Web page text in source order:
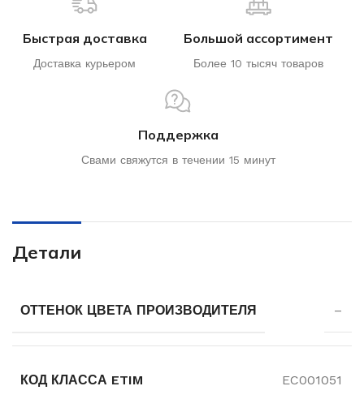
Быстрая доставка
Доставка курьером
Большой ассортимент
Более 10 тысяч товаров
Поддержка
Свами свяжутся в течении 15 минут
Детали
ОТТЕНОК ЦВЕТА ПРОИЗВОДИТЕЛЯ –
КОД КЛАССА ETIM EC001051